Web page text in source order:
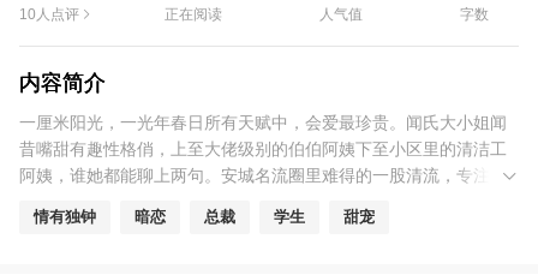
10人点评
正在阅读
人气值
字数
内容简介
一厘米阳光，一光年春日所有天赋中，会爱最珍贵。闻氏大小姐闻
昔嘴甜有趣性格俏，上至大佬级别的伯伯阿姨下至小区里的清洁工
阿姨，谁她都能聊上两句。安城名流圈里难得的一股清流，专注致
氏太子江逸之没有那么好糊弄。差一片叶落地，也算你没陪我过完
情有独钟 暗恋 总裁 学生 甜宠